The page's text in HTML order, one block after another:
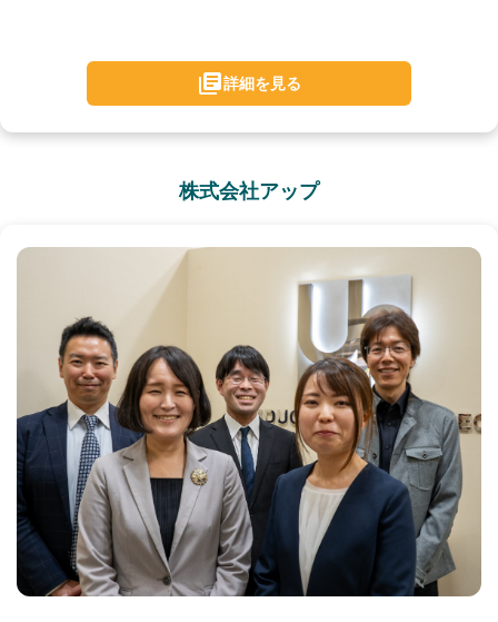
詳細を見る
株式会社アップ